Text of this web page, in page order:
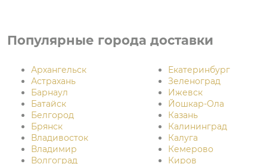
Популярные города доставки
Архангельск
Астрахань
Барнаул
Батайск
Белгород
Брянск
Владивосток
Владимир
Волгоград
Екатеринбург
Зеленоград
Ижевск
Йошкар-Ола
Казань
Калининград
Калуга
Кемерово
Киров